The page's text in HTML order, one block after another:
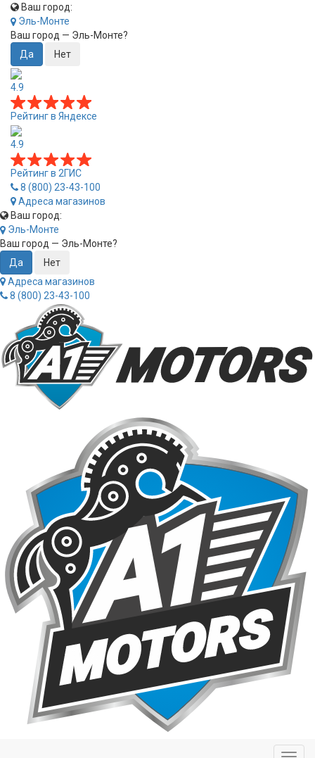
Ваш город:
Эль-Монте
Ваш город — Эль-Монте?
4.9
Рейтинг в Яндексе
4.9
Рейтинг в 2ГИС
8 (800) 23-43-100
Адреса магазинов
Ваш город:
Эль-Монте
Ваш город — Эль-Монте?
Адреса магазинов
8 (800) 23-43-100